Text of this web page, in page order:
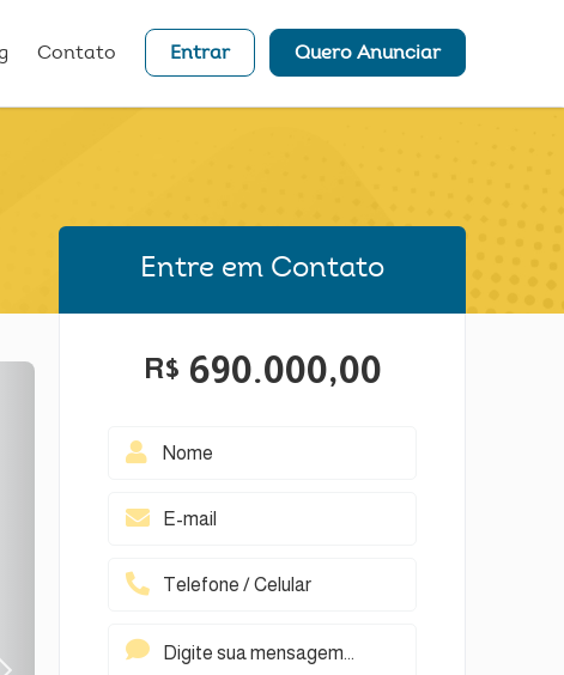
Contato Entrar Quero Anunciar
Entre em Contato
R$ 690.000,00